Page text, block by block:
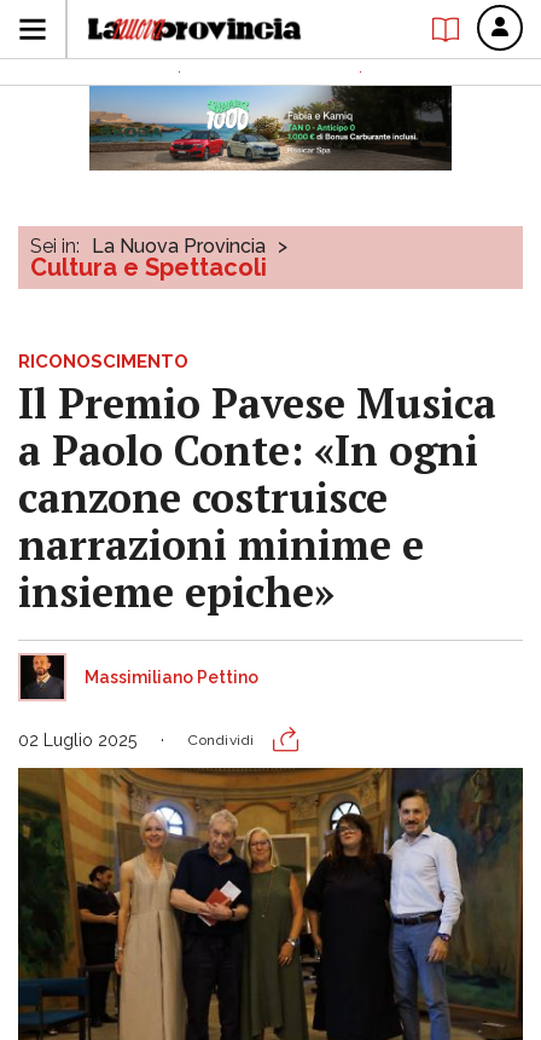
Sei in: La Nuova Provincia >
Cultura e Spettacoli
RICONOSCIMENTO
Il Premio Pavese Musica
a Paolo Conte: «In ogni
canzone costruisce
narrazioni minime e
insieme epiche»
Massimiliano Pettino
02 Luglio 2025 Condividi